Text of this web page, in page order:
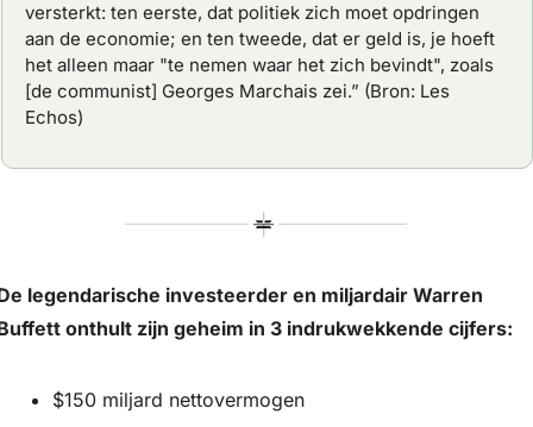
versterkt: ten eerste, dat politiek zich moet opdringen
aan de economie; en ten tweede, dat er geld is, je hoeft
het alleen maar "te nemen waar het zich bevindt", zoals
[de communist] Georges Marchais zei.” (Bron: Les
Echos)
legendarische investeerder en miljardair Warren
onthult zijn geheim in 3 indrukwekkende cijfers:
$150 miljard nettovermogen